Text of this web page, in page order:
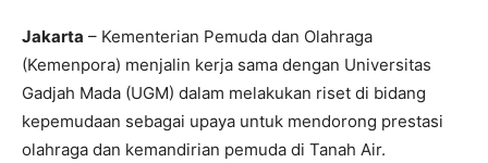
Jakarta – Kementerian Pemuda dan Olahraga
(Kemenpora) menjalin kerja sama dengan Universitas
Gadjah Mada (UGM) dalam melakukan riset di bidang
kepemudaan sebagai upaya untuk mendorong prestasi
olahraga dan kemandirian pemuda di Tanah Air.